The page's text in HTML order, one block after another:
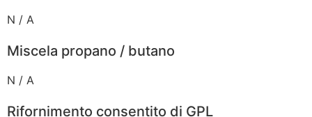
N / A
Miscela propano / butano
N / A
Rifornimento consentito di GPL